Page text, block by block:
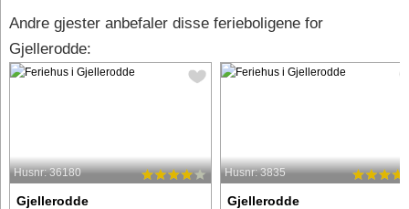
Andre gjester anbefaler disse ferieboligene for
Gjellerodde:
Husnr: 36180
Gjellerodde
Husnr: 3835
Gjellerodde